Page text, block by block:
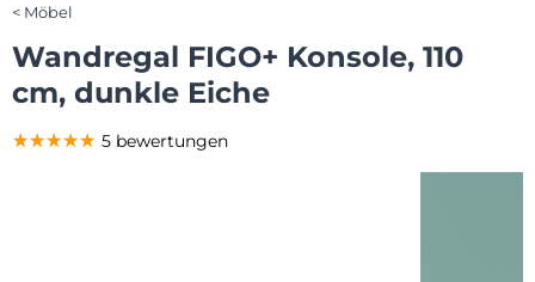
Möbel
Wandregal FIGO+ Konsole, 110
cm, dunkle Eiche
★★★★★
★★★★★
★★★★★ 5 bewertungen